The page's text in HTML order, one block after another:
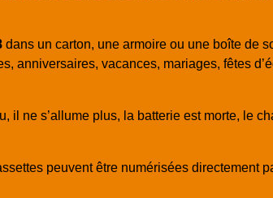
dans un carton, une armoire ou une boîte de
anniversaires, vacances, mariages, fêtes
il ne s’allume plus, la batterie est morte, le
peuvent être numérisées directement